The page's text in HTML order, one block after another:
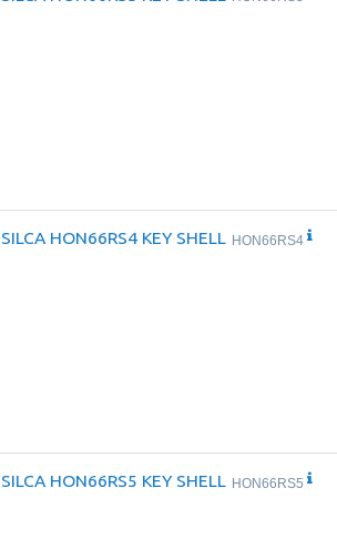
SILCA HON66RS4 KEY SHELL HON66RS4
SILCA HON66RS5 KEY SHELL HON66RS5